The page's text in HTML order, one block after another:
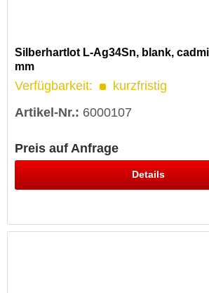
Silberhartlot L-Ag34Sn, blank,
mm
Verfügbarkeit:
kurzfristig
Artikel-Nr.: 6000107
Preis auf Anfrage
Details